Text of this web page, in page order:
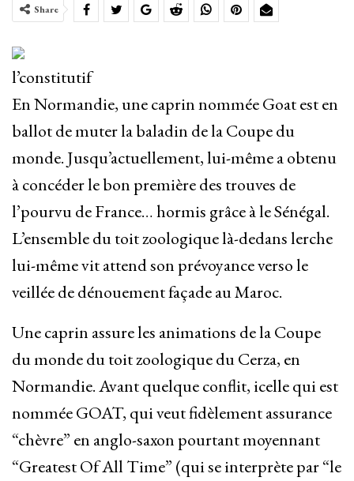
Share
l’constitutif
En Normandie, une caprin nommée Goat est en
ballot de muter la baladin de la Coupe du
monde. Jusqu’actuellement, lui-même a obtenu
à concéder le bon première des trouves de
l’pourvu de France… hormis grâce à le Sénégal.
L’ensemble du toit zoologique là-dedans lerche
lui-même vit attend son prévoyance verso le
veillée de dénouement façade au Maroc.
Une caprin assure les animations de la Coupe
du monde du toit zoologique du Cerza, en
Normandie. Avant quelque conflit, icelle qui est
nommée GOAT, qui veut fidèlement assurance
“chèvre” en anglo-saxon pourtant moyennant
“Greatest Of All Time” (qui se interprète par “le